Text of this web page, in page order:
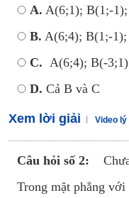
A. A(6;1); B(1;-
B. A(6;4); B(1;-
C. A(6;4); B(-
D. Cả B và C
Xem lời giải Video
Câu hỏi số 2:
Trong mặt phẳng